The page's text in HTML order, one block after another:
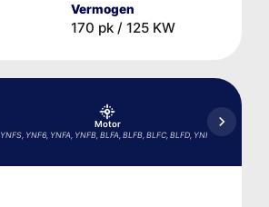
Vermogen
170 pk / 125 KW
Motor
YNFS, YNF6, YNFA, YNFB, BLFA, BLFB, BLFC, BLFD, YNFD